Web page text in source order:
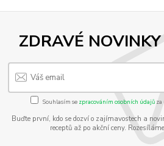
ZDRAVÉ
Souhlasím se zpracováním osobních údajůza
Buďte první, kdo se dozví o zajímavostech a
receptů až po akční ceny.